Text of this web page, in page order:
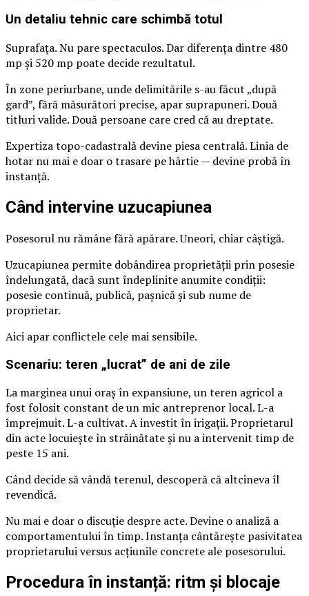
Un detaliu tehnic care schimbă totul
Suprafața. Nu pare spectaculos. Dar diferența dintre 480
mp și 520 mp poate decide rezultatul.
În zone periurbane, unde delimitările s-au făcut „după
gard”, fără măsurători precise, apar suprapuneri. Două
titluri valide. Două persoane care cred că au dreptate.
Expertiza topo-cadastrală devine piesa centrală. Linia de
hotar nu mai e doar o trasare pe hârtie — devine probă în
instanță.
Când intervine uzucapiunea
Posesorul nu rămâne fără apărare. Uneori, chiar câștigă.
Uzucapiunea permite dobândirea proprietății prin posesie
îndelungată, dacă sunt îndeplinite anumite condiții:
posesie continuă, publică, pașnică și sub nume de
proprietar.
Aici apar conflictele cele mai sensibile.
Scenariu: teren „lucrat” de ani de zile
La marginea unui oraș în expansiune, un teren agricol a
fost folosit constant de un mic antreprenor local. L-a
împrejmuit. L-a cultivat. A investit în irigații. Proprietarul
din acte locuiește în străinătate și nu a intervenit timp de
peste 15 ani.
Când decide să vândă terenul, descoperă că altcineva îl
revendică.
Nu mai e doar o discuție despre acte. Devine o analiză a
comportamentului în timp. Instanța cântărește pasivitatea
proprietarului versus acțiunile concrete ale posesorului.
Procedura în instanță: ritm și blocaje